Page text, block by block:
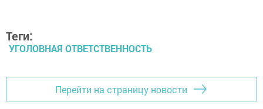
Теги:
УГОЛОВНАЯ ОТВЕТСТВЕННОСТЬ
Перейти на страницу новости